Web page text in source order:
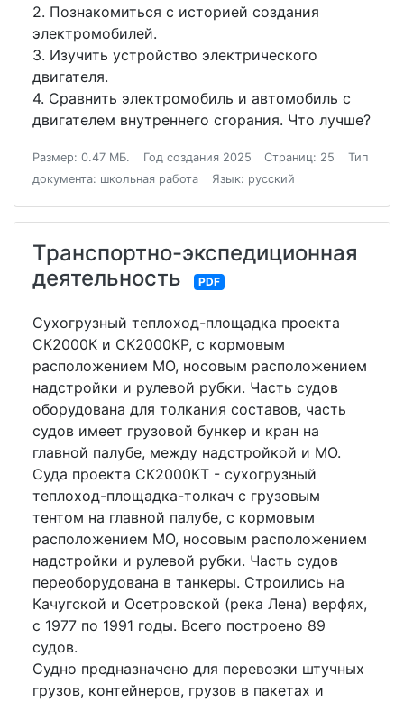
2. Познакомиться с историей создания
электромобилей.
3. Изучить устройство электрического
двигателя.
4. Сравнить электромобиль и автомобиль с
двигателем внутреннего сгорания. Что лучше?
Размер: 0.47 МБ. Год создания 2025 Страниц: 25
Тип
документа: школьная работа
Язык: русский
Транспортно-экспедиционная
деятельность
PDF
Сухогрузный теплоход-площадка проекта
СК2000К и СК2000КР, с кормовым
расположением МО, носовым расположением
надстройки и рулевой рубки. Часть судов
оборудована для толкания составов, часть
судов имеет грузовой бункер и кран на
главной палубе, между надстройкой и МО.
Суда проекта СК2000КТ - сухогрузный
теплоход-площадка-толкач с грузовым
тентом на главной палубе, с кормовым
расположением МО, носовым расположением
надстройки и рулевой рубки. Часть судов
переоборудована в танкеры. Строились на
Качугской и Осетровской (река Лена) верфях,
с 1977 по 1991 годы. Всего построено 89
судов.
Судно предназначено для перевозки штучных
грузов, контейнеров, грузов в пакетах и